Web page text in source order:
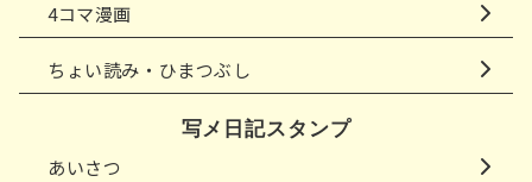
4コマ漫画
ちょい読み・ひまつぶし
写メ日記スタンプ
あいさつ